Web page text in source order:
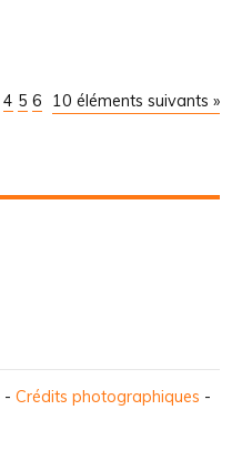
10 éléments suivants »
4 5 6
- Crédits photographiques -